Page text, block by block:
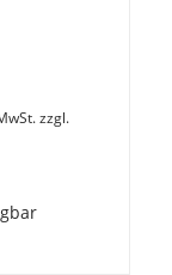
zzgl.